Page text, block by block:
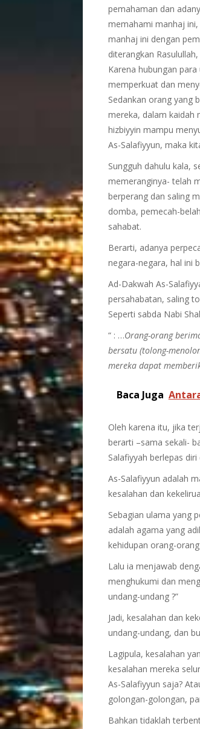
pemahaman dan
memahami manhaj
manhaj ini dengan
diterangkan
Karena hubungan
memperkuat dan
Sedankan orang yang
mereka, dalam kaidah
hizbiyyin mampu
As-Salafiyyun, maka
Sungguh dahulu kala,
memeranginya- telah
berperang dan saling
domba, pemecah-
sahabat.
Berarti, adanya
negara-negara, hal ini
Ad-Dakwah As-
persahabatan, saling
Seperti sabda Nabi
“ : …Orang-orang
bersatu (tolong-
mereka dapat
Baca Juga
Oleh karena itu, jika
berarti –sama sekali-
Salafiyyah berlepas
As-Salafiyyun adalah
kesalahan dan
Sebagian ulama yang
adalah agama yang
kehidupan orang-
Lalu ia menjawab
menghukumi dan
undang-undang ?”
Jadi, kesalahan dan
undang-undang, dan
Lagipula, kesalahan
kesalahan mereka
As-Salafiyyun saja?
golongan-golongan,
Bahkan tidaklah